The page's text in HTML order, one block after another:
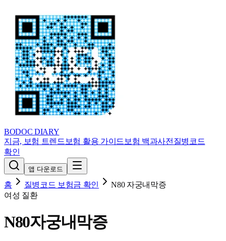
BODOCDIARY
지금, 보험 트렌드 보험 활용 가이드 보험 백과사전 질병코드
확인
앱 다운로드
홈 질병코드 보험금 확인 N80 자궁내막증
여성 질환
N80자궁내막증